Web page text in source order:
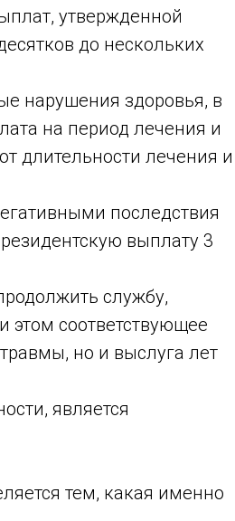
утвержденной
до нескольких
нарушения здоровья, в
на период лечения и
длительности лечения и
последствия
выплату 3
службу,
этом соответствующее
но и выслуга лет
является
тем, какая именно